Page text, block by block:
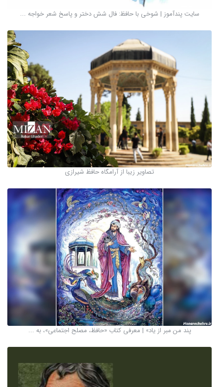
سایت پندآموز | شوخی با حافظ: فال شش دختر و پاسخ شعر خواجه ...
تصاویر زیبا از آرامگاه حافظ شیرازی
پند من مبر از یاد» | معرفی کتاب «حافظ، مصلح اجتماعی»، به ...